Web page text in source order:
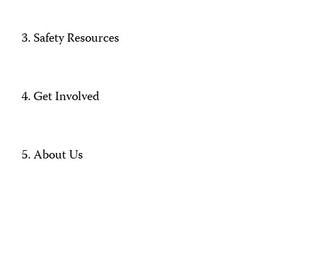
Safety Resources
Get Involved
About Us